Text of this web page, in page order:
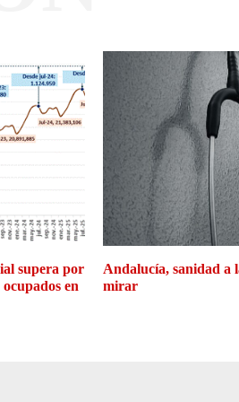
supera por
en
Andalucía, sanidad a
mirar